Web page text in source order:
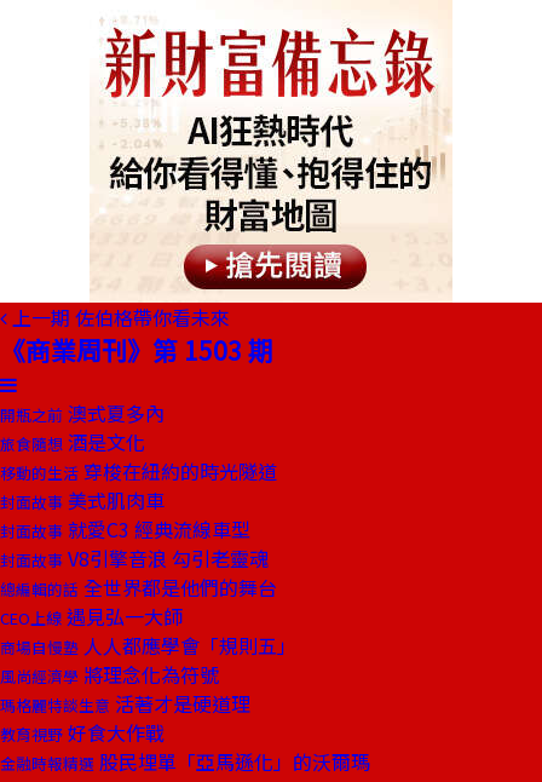
上一期 佐伯格帶你看未來
《商業周刊》第 1503 期
開瓶之前 澳式夏多內
旅食隨想 酒是文化
移動的生活 穿梭在紐約的時光隧道
封面故事 美式肌肉車
封面故事 就愛C3 經典流線車型
封面故事 V8引擎音浪 勾引老靈魂
總編輯的話 全世界都是他們的舞台
CEO上線 遇見弘一大師
商場自慢塾 人人都應學會「規則五」
風尚經濟學 將理念化為符號
瑪格麗特談生意 活著才是硬道理
教育視野 好食大作戰
金融時報精選 股民埋單「亞馬遜化」的沃爾瑪